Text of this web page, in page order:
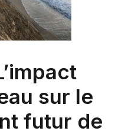
sur le
futur de